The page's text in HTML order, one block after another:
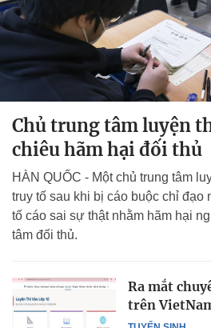
Chủ trung tâm luyện
chiêu hãm hại đối thủ
HÀN QUỐC - Một chủ trung tâm
truy tố sau khi bị cáo buộc chỉ đạo
tố cáo sai sự thật nhằm hãm hại
tâm đối thủ.
Ra mắt
trên